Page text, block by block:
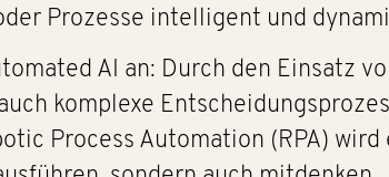
Prozesse intelligent und
AI an: Durch den Einsatz
komplexe
Process Automation (RPA)